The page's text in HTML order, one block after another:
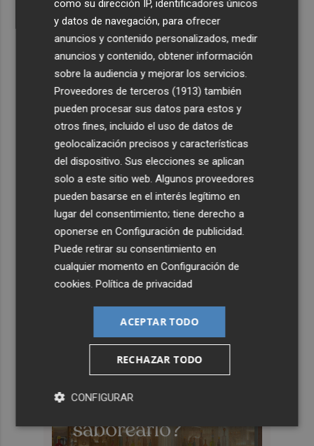
como su dirección IP, identificadores únicos
y datos de navegación, para ofrecer
anuncios y contenido personalizados, medir
anuncios y contenido, obtener información
sobre la audiencia y mejorar los servicios.
Proveedores de terceros (1913) también
pueden procesar sus datos para estos y
otros fines, incluido el uso de datos de
geolocalización precisos y características
del dispositivo. Sus elecciones se aplican
solo a este sitio web. Algunos proveedores
pueden basarse en el interés legítimo en
lugar del consentimiento; tiene derecho a
oponerse enConfiguración de publicidad
Puede retirar su consentimiento en
cualquier momento enConfiguración de
cookies .Política de privacidad
ACEPTAR TODO
RECHAZAR TODO
CONFIGURAR